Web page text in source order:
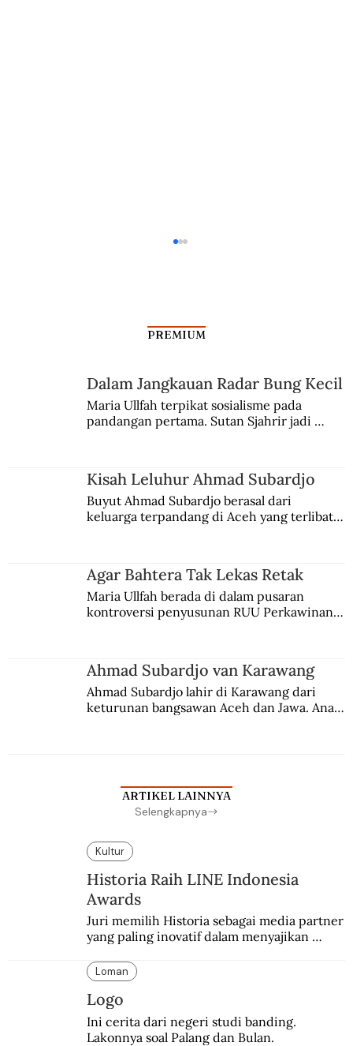
Kisah Penangkapan Ahmad Subardjo
PREMIUM
Dalam Jangkauan Radar Bung Kecil
Maria Ullfah terpikat sosialisme pada
pandangan pertama. Sutan Sjahrir jadi
Kisah Leluhur Ahmad Subardjo
Buyut Ahmad Subardjo berasal dari
keluarga terpandang di Aceh yang terlibat
Agar Bahtera Tak Lekas Retak
Maria Ullfah berada di dalam pusaran
kontroversi penyusunan RUU Perkawinan.
Ahmad Subardjo van Karawang
Ahmad Subardjo lahir di Karawang dari
keturunan bangsawan Aceh dan Jawa. Anak
ARTIKEL LAINNYA
Selengkapnya
Kultur
Historia Raih LINE Indonesia
Awards
Juri memilih Historia sebagai media partner
yang paling inovatif dalam menyajikan
Loman
Logo
Ini cerita dari negeri studi banding.
Lakonnya soal Palang dan Bulan.